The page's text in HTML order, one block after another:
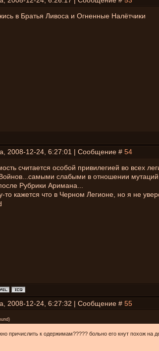
в Братья Ливоса и Огненные Налётчики
2008-12-24, 6:27:01 | Сообщение # 54
считается особой привилегией во всех
слабыми в отношении
Рубрики Аримана...
то кажется что в Черном Легионе, но я не
2008-12-24, 6:27:32 | Сообщение # 55
)
причислить к одержимам????? больно его кнут похож на